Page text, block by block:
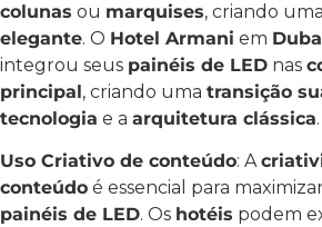
colunas ou marquises, criando
elegante. O Hotel Armani em
integrou seus painéis de LED nas
principal, criando uma transição
tecnologia e a arquitetura clássica.
Uso Criativo de conteúdo: A
conteúdo é essencial para
painéis de LED. Os hotéis podem